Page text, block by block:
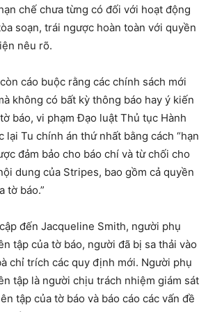
chế chưa từng có đối với hoạt động
soạn, trái ngược hoàn toàn với quyền
nêu rõ.
cáo buộc rằng các chính sách mới
không có bất kỳ thông báo hay ý kiến
báo, vi phạm Đạo luật Thủ tục Hành
lại Tu chính án thứ nhất bằng cách “hạn
đảm bảo cho báo chí và từ chối cho
dung của Stripes, bao gồm cả quyền
tờ báo.”
đến Jacqueline Smith, người phụ
tập của tờ báo, người đã bị sa thải vào
chỉ trích các quy định mới. Người phụ
tập là người chịu trách nhiệm giám sát
tập của tờ báo và báo cáo các vấn đề